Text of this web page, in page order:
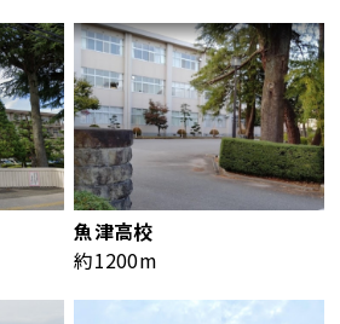
魚津高校
約1200m